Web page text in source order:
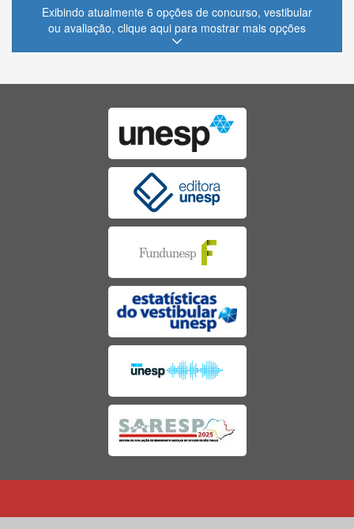
Exibindo atualmente 6 opções de concurso, vestibular
ou avaliação, clique aqui para mostrar mais opções